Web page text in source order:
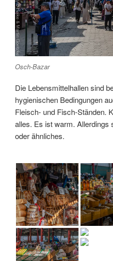
Osch-Bazar
Die Lebensmittelhallen sind
hygienischen Bedingungen
Fleisch- und Fisch-Ständen.
alles. Es ist warm. Allerdings
oder ähnliches.